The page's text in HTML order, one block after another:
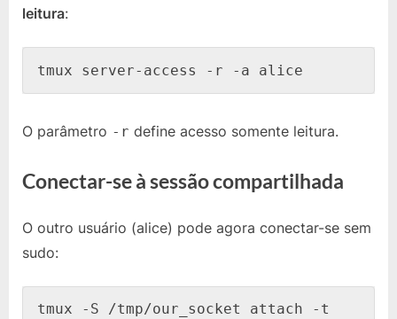
leitura:
tmux server-access -r -a alice
O parâmetro -r define acesso somente leitura.
Conectar-se à sessão compartilhada
O outro usuário (alice) pode agora conectar-se sem
sudo:
tmux -S /tmp/our_socket attach -t